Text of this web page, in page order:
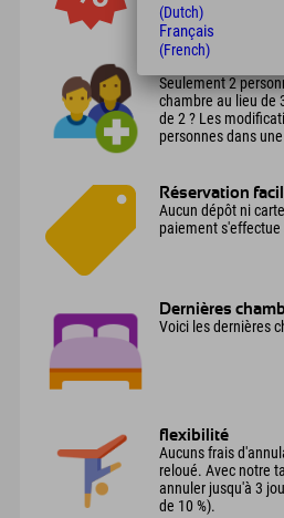
pour presque tous
apprécieront l'offre
Plusieurs
Seulement 2
chambre au lieu de
de 2 ? Les
personnes dans
Réservation
Aucun dépôt ni
paiement s'effectue
Dernières
Voici les dernières
flexibilité
Aucuns frais
reloué. Avec notre
annuler jusqu'à 3
de 10 %).
(Dutch)
Français
(French)